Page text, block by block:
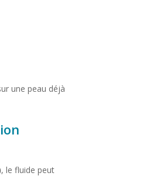
une peau déjà
, le fluide peut